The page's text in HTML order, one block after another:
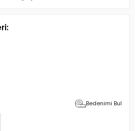
Bedenimi Bul